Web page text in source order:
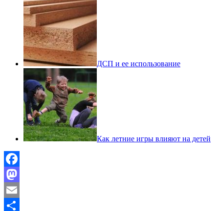
ДСП и ее использование
Как летние игры влияют на детей
Facebook
Mastodon
Email